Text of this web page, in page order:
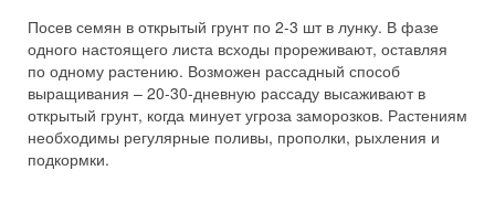
Посев семян в открытый грунт по 2-3 шт в лунку. В фазе
одного настоящего листа всходы прореживают, оставляя
по одному растению. Возможен рассадный способ
выращивания – 20-30-дневную рассаду высаживают в
открытый грунт, когда минует угроза заморозков. Растениям
необходимы регулярные поливы, прополки, рыхления и
подкормки.